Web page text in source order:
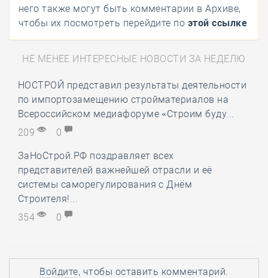
него также могут быть комментарии в Архиве,
чтобы их посмотреть перейдите по этой ссылке
НЕ МЕНЕЕ ИНТЕРЕСНЫЕ НОВОСТИ ЗА НЕДЕЛЮ
НОСТРОЙ представил результаты деятельности
по импортозамещению стройматериалов на
Всероссийском медиафоруме «Строим буду...
209
0
ЗаНоСтрой.РФ поздравляет всех
представителей важнейшей отрасли и её
системы саморегулирования с Днём
Строителя!...
354
0
Войдите, чтобы оставить комментарий.